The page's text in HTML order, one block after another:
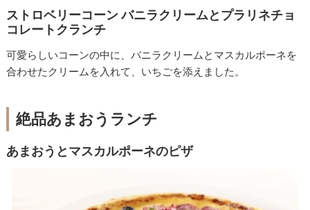
ストロベリーコーン バニラクリームとプラリネチョ
コレートクランチ
可愛らしいコーンの中に、バニラクリームとマスカルポーネを
合わせたクリームを入れて、いちごを添えました。
絶品あまおうランチ
あまおうとマスカルポーネのピザ